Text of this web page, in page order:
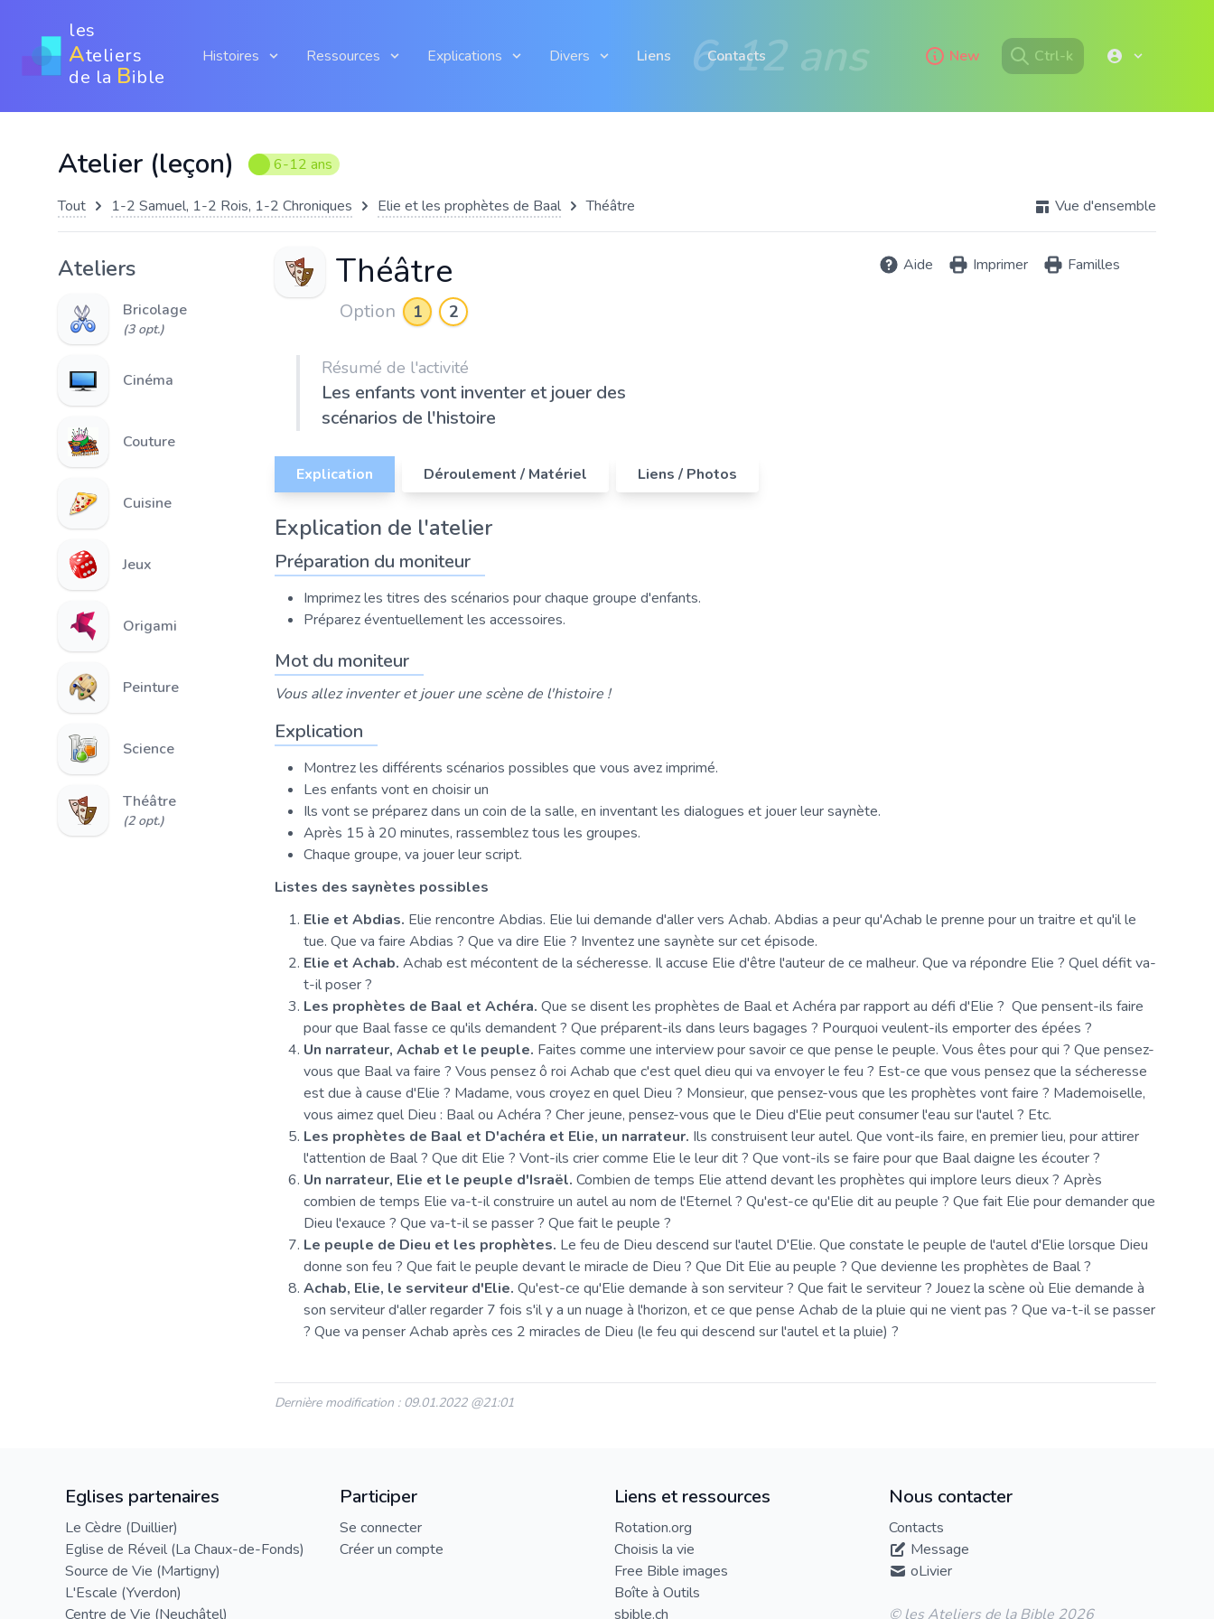
les
Ateliers
de la Bible
Histoires Ressources Explications Divers Liens Contacts
6-12 ans New Ctrl-k
Atelier (leçon) 6-12 ans
Tout 1-2 Samuel, 1-2 Rois, 1-2 Chroniques Elie et les prophètes de Baal Théâtre Vue d'ensemble
Ateliers
Bricolage
(3 opt.)
Cinéma
Couture
Cuisine
Jeux
Origami
Peinture
Science
Théâtre
(2 opt.)
Théâtre Aide Imprimer Familles
Option 1 2
Résumé de l'activité
Les enfants vont inventer et jouer des
scénarios de l'histoire
Explication Déroulement / Matériel Liens / Photos
Explication de l'atelier
Préparation du moniteur
Imprimez les titres des scénarios pour chaque groupe d'enfants.
Préparez éventuellement les accessoires.
Mot du moniteur
Vous allez inventer et jouer une scène de l'histoire !
Explication
Montrez les différents scénarios possibles que vous avez imprimé.
Les enfants vont en choisir un
Ils vont se préparez dans un coin de la salle, en inventant les dialogues et jouer leur saynète.
Après 15 à 20 minutes, rassemblez tous les groupes.
Chaque groupe, va jouer leur script.
Listes des saynètes possibles
Elie et Abdias. Elie rencontre Abdias. Elie lui demande d'aller vers Achab. Abdias a peur qu'Achab le prenne pour un traitre et qu'il le
tue. Que va faire Abdias ? Que va dire Elie ? Inventez une saynète sur cet épisode.
Elie et Achab. Achab est mécontent de la sécheresse. Il accuse Elie d'être l'auteur de ce malheur. Que va répondre Elie ? Quel défit va-
t-il poser ?
Les prophètes de Baal et Achéra. Que se disent les prophètes de Baal et Achéra par rapport au défi d'Elie ? Que pensent-ils faire
pour que Baal fasse ce qu'ils demandent ? Que préparent-ils dans leurs bagages ? Pourquoi veulent-ils emporter des épées ?
Un narrateur, Achab et le peuple. Faites comme une interview pour savoir ce que pense le peuple. Vous êtes pour qui ? Que pensez-
vous que Baal va faire ? Vous pensez ô roi Achab que c'est quel dieu qui va envoyer le feu ? Est-ce que vous pensez que la sécheresse
est due à cause d'Elie ? Madame, vous croyez en quel Dieu ? Monsieur, que pensez-vous que les prophètes vont faire ? Mademoiselle,
vous aimez quel Dieu : Baal ou Achéra ? Cher jeune, pensez-vous que le Dieu d'Elie peut consumer l'eau sur l'autel ? Etc.
Les prophètes de Baal et D'achéra et Elie, un narrateur. Ils construisent leur autel. Que vont-ils faire, en premier lieu, pour attirer
l'attention de Baal ? Que dit Elie ? Vont-ils crier comme Elie le leur dit ? Que vont-ils se faire pour que Baal daigne les écouter ?
Un narrateur, Elie et le peuple d'Israël. Combien de temps Elie attend devant les prophètes qui implore leurs dieux ? Après
combien de temps Elie va-t-il construire un autel au nom de l'Eternel ? Qu'est-ce qu'Elie dit au peuple ? Que fait Elie pour demander que
Dieu l'exauce ? Que va-t-il se passer ? Que fait le peuple ?
Le peuple de Dieu et les prophètes. Le feu de Dieu descend sur l'autel D'Elie. Que constate le peuple de l'autel d'Elie lorsque Dieu
donne son feu ? Que fait le peuple devant le miracle de Dieu ? Que Dit Elie au peuple ? Que devienne les prophètes de Baal ?
Achab, Elie, le serviteur d'Elie. Qu'est-ce qu'Elie demande à son serviteur ? Que fait le serviteur ? Jouez la scène où Elie demande à
son serviteur d'aller regarder 7 fois s'il y a un nuage à l'horizon, et ce que pense Achab de la pluie qui ne vient pas ? Que va-t-il se passer
? Que va penser Achab après ces 2 miracles de Dieu (le feu qui descend sur l'autel et la pluie) ?
Dernière modification : 09.01.2022 @21:01
Eglises partenaires
Le Cèdre (Duillier)
Eglise de Réveil (La Chaux-de-Fonds)
Source de Vie (Martigny)
L'Escale (Yverdon)
Centre de Vie (Neuchâtel)
Participer
Se connecter
Créer un compte
Liens et ressources
Rotation.org
Choisis la vie
Free Bible images
Boîte à Outils
sbible.ch
Nous contacter
Contacts
Message
oLivier
© les Ateliers de la Bible 2026